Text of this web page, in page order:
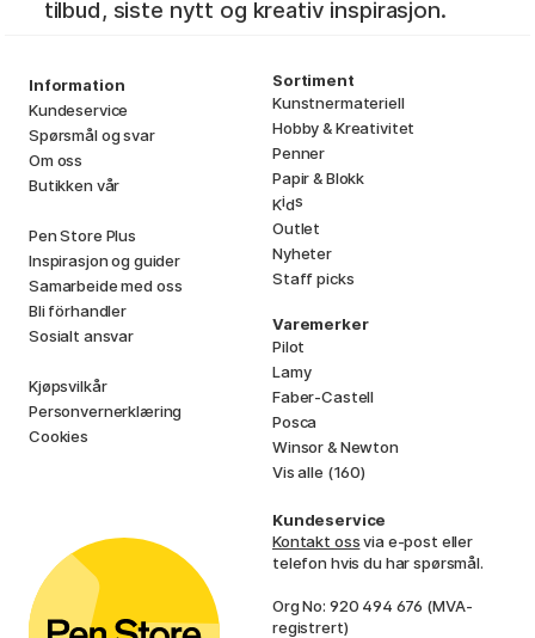
tilbud, siste nytt og kreativ inspirasjon.
Information
Kundeservice
Spørsmål og svar
Om oss
Butikken vår
Pen Store Plus
Inspirasjon og guider
Samarbeide med oss
Bli förhandler
Sosialt ansvar
Kjøpsvilkår
Personvernerklæring
Cookies
Sortiment
Kunstnermateriell
Hobby & Kreativitet
Penner
Papir & Blokk
Kids
Outlet
Nyheter
Staff picks
Varemerker
Pilot
Lamy
Faber-Castell
Posca
Winsor & Newton
Vis alle (160)
Kundeservice
Kontakt ossvia e-post eller
telefon hvis du har spørsmål.
Org No: 920 494 676 (MVA-
registrert)